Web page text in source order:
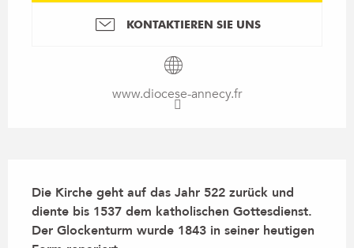
KONTAKTIEREN SIE UNS
www.diocese-annecy.fr
Die Kirche geht auf das Jahr 522 zurück und
diente bis 1537 dem katholischen Gottesdienst.
Der Glockenturm wurde 1843 in seiner heutigen